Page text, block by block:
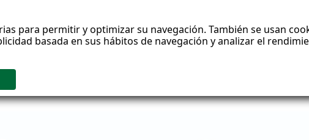
para permitir y optimizar su navegación. También se usan
basada en sus hábitos de navegación y analizar el